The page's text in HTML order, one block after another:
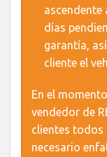
ascendente
días
garantía,
cliente el
En el
vendedor de
clientes todos
necesario